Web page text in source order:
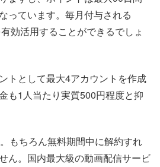
っています。毎月付与される
効活用することができるでしょ
トとして最大4アカウントを作成
も1人当たり実質500円程度と抑
もちろん無料期間中に解約すれ
ん。国内最大級の動画配信サービ